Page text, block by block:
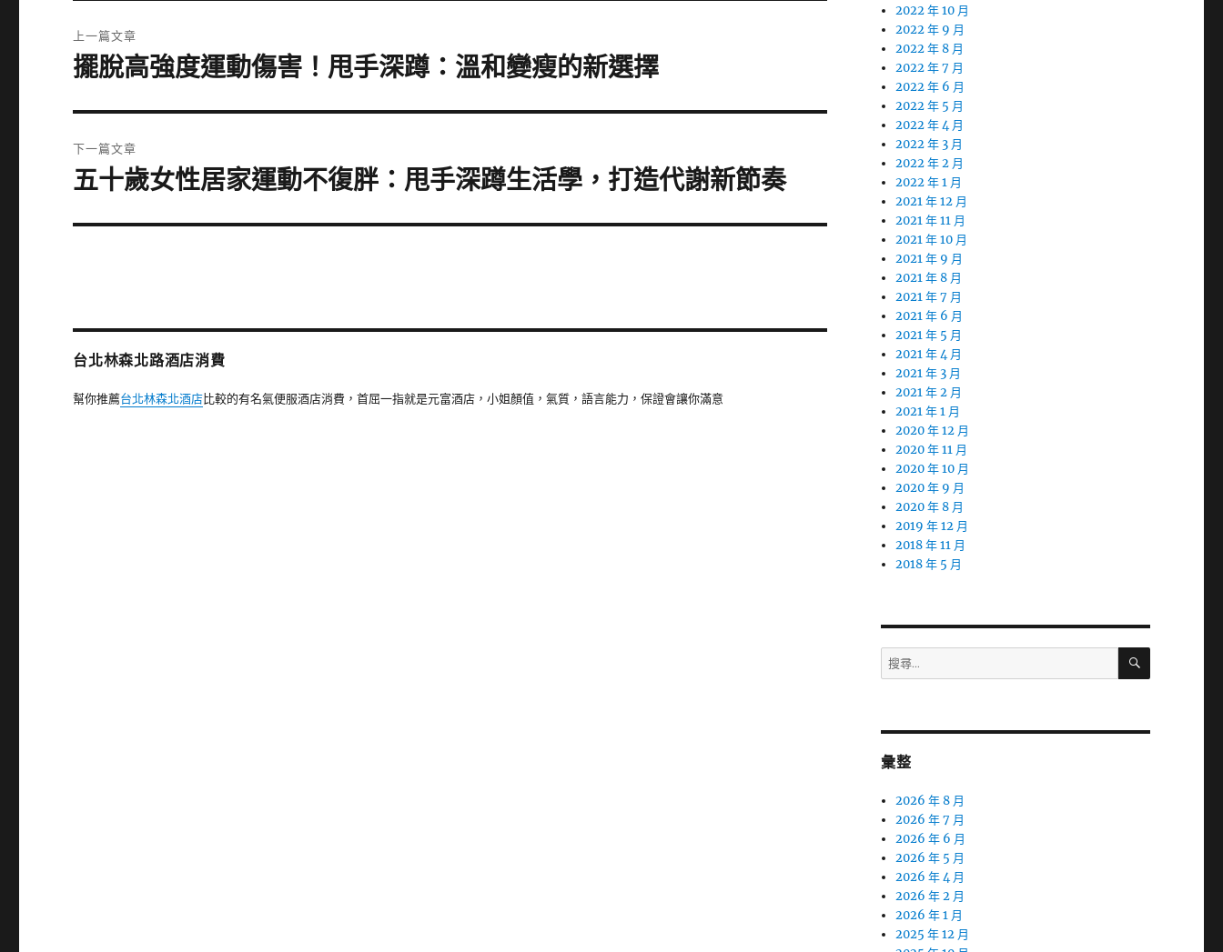
章
上一篇文章
上
篇
文
章:
擺脫高強度運動傷害！甩手深蹲：溫和變瘦的新選擇
下一篇文章
下
篇
五十歲女性居家運動不復胖：甩手深蹲生活學，打造代謝新節奏
台北林森北路酒店消費
幫你推薦台北林森北酒店比較的有名氣便服酒店消費，首屈一指就是元富酒店，小姐顏值，氣質，語言能力，保證會讓你滿意
2022 年 10 月
2022 年 9 月
2022 年 8 月
2022 年 7 月
2022 年 6 月
2022 年 5 月
2022 年 4 月
2022 年 3 月
2022 年 2 月
2022 年 1 月
2021 年 12 月
2021 年 11 月
2021 年 10 月
2021 年 9 月
2021 年 8 月
2021 年 7 月
2021 年 6 月
2021 年 5 月
2021 年 4 月
2021 年 3 月
2021 年 2 月
2021 年 1 月
2020 年 12 月
2020 年 11 月
2020 年 10 月
2020 年 9 月
2020 年 8 月
2019 年 12 月
2018 年 11 月
2018 年 5 月
搜
尋
字:
搜
彙整
2026 年 8 月
2026 年 7 月
2026 年 6 月
2026 年 5 月
2026 年 4 月
2026 年 2 月
2026 年 1 月
2025 年 12 月